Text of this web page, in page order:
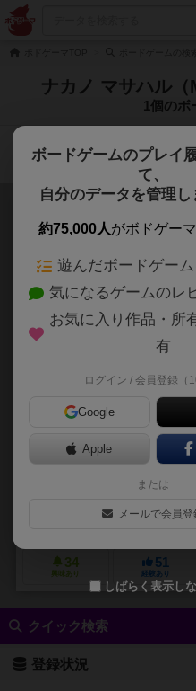
ナカノ マサハル（
1個のボ
検
ドイ
120分前後
ウォーゲーム入門用ゲームの定番
ドイツ戦車軍団は第二次世界大
したウォーゲームです。ロンメ
もなったダンケルクの戦い、東部
黒田 幸弘（Yukihiro Kuroda）
バナーオブウォー（Banner Of
34
興味あり
51
経験あり
クイック検索
登録状況
ボードゲームのプレイ
て、
自分のデータを管理し
約75,000人がボドゲー
遊んだボードゲー
気になるゲームのレ
お気に入り作品・所
有
ログイン / 会員登録（
Google
Apple
または
メールで会員登
しばらく表示し